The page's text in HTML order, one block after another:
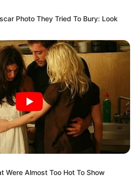
Photo They Tried To Bury: Look
Were Almost Too Hot To Show